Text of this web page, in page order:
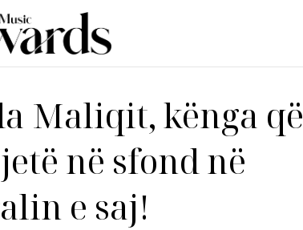
Maliqit, kënga që
në sfond në
e saj!